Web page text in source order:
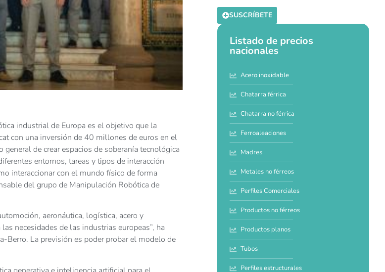
industrial de Europa es el objetivo que la
con una inversión de 40 millones de euros en el
de crear espacios de soberanía tecnológica
entornos, tareas y tipos de interacción
interaccionar con el mundo físico de forma
del grupo de Manipulación Robótica de
aeronáutica, logística, acero y
necesidades de las industrias europeas”, ha
Berro. La previsión es poder probar el modelo de
SUSCRÍBETE
Listado de precios
nacionales
Acero inoxidable
Chatarra férrica
Chatarra no férrica
Ferroaleaciones
Madres
Metales no férreos
Perfiles Comerciales
Productos no férreos
Productos planos
Tubos
Perfiles estructurales